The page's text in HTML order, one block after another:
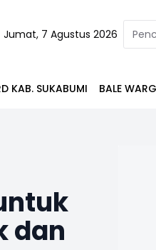
Jumat, 7 Agustus 2026
KAB. SUKABUMI BALE
dan